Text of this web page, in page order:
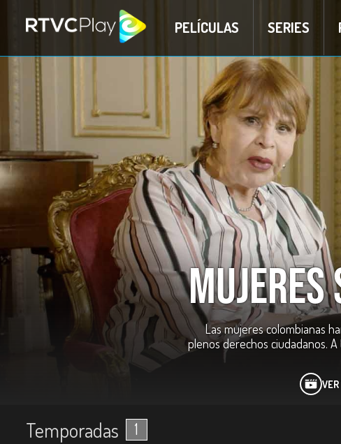
PELÍCULAS SERIES
Mujeres
Las mujeres colombianas
plenos derechos ciudadanos.
Temporadas 1